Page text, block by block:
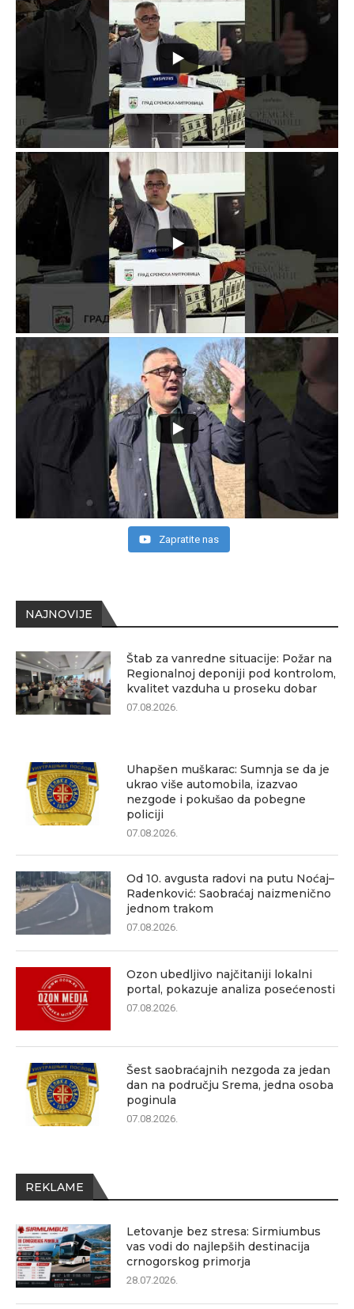
NAJNOVIJE
Štab za vanredne situacije: Požar na
Regionalnoj deponiji pod kontrolom,
kvalitet vazduha u proseku dobar
07.08.2026.
Uhapšen muškarac: Sumnja se da je
ukrao više automobila, izazvao
nezgode i pokušao da pobegne
policiji
07.08.2026.
Od 10. avgusta radovi na putu Noćaj–
Radenković: Saobraćaj naizmenično
jednom trakom
07.08.2026.
Ozon ubedljivo najčitaniji lokalni
portal, pokazuje analiza posećenosti
07.08.2026.
Šest saobraćajnih nezgoda za jedan
dan na području Srema, jedna osoba
poginula
07.08.2026.
REKLAME
Letovanje bez stresa: Sirmiumbus
vas vodi do najlepših destinacija
crnogorskog primorja
28.07.2026.
Zapratite nas